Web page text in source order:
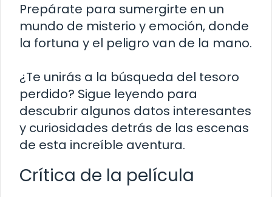
Prepárate para sumergirte en un
mundo de misterio y emoción, donde
la fortuna y el peligro van de la mano.
¿Te unirás a la búsqueda del tesoro
perdido? Sigue leyendo para
descubrir algunos datos interesantes
y curiosidades detrás de las escenas
de esta increíble aventura.
Crítica de la película